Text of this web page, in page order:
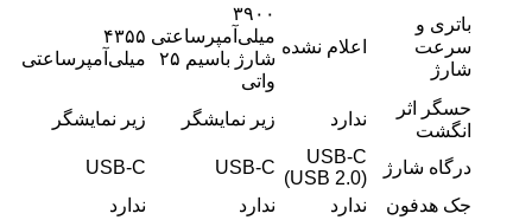
باتری و
سرعت
شارژ
اعلام نشده
۳۹۰۰
میلی‌آمپرساعتی
شارژ باسیم ۲۵
واتی
۴۳۵۵
میلی‌آمپرساعتی
حسگر اثر
انگشت
ندارد زیر نمایشگر زیر نمایشگر
درگاه شارژ
USB-C
(USB 2.0)
USB-C
USB-C
جک هدفون
ندارد ندارد ندارد